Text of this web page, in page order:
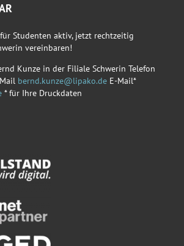
Studenten aktiv, jetzt rechtzeitig
vereinbaren!
Kunze in der Filiale Schwerin Telefon
bernd.kunze@lipako.de E-Mail*
* für Ihre Druckdaten